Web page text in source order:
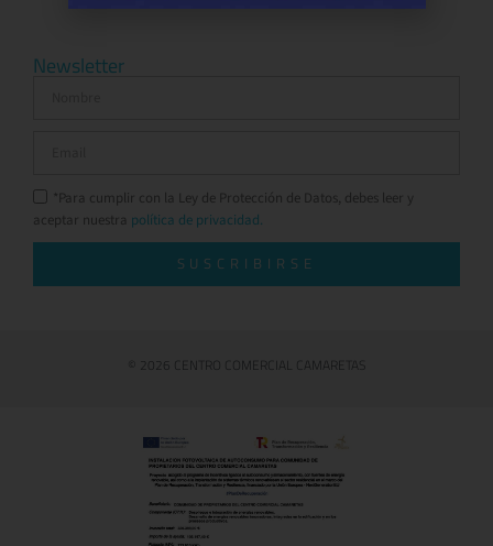
Newsletter
*Para cumplir con la Ley de Protección de Datos, debes leer y
aceptar nuestra política de privacidad.
SUSCRIBIRSE
© 2026 CENTRO COMERCIAL CAMARETAS